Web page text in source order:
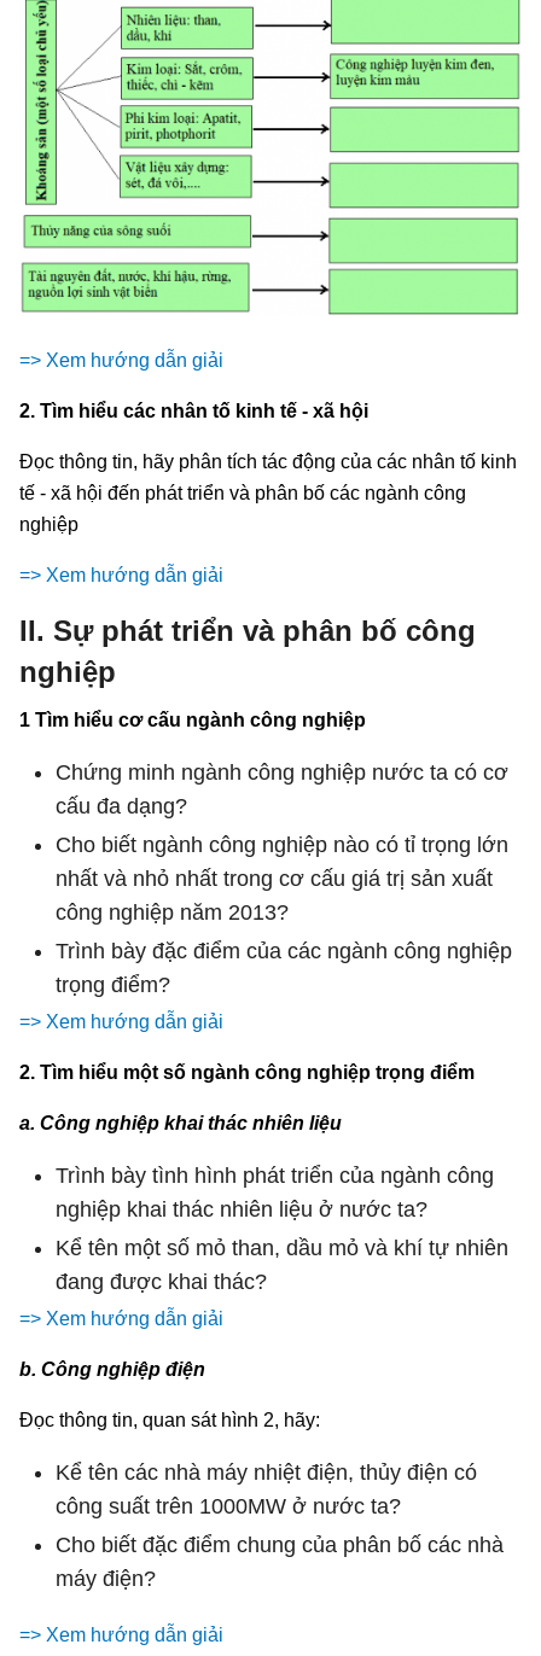
=> Xem hướng dẫn giải
2. Tìm hiểu các nhân tố kinh tế - xã hội
Đọc thông tin, hãy phân tích tác động của các nhân tố kinh
tế - xã hội đến phát triển và phân bố các ngành công
nghiệp
=> Xem hướng dẫn giải
II. Sự phát triển và phân bố công
nghiệp
1 Tìm hiểu cơ cấu ngành công nghiệp
Chứng minh ngành công nghiệp nước ta có cơ
cấu đa dạng?
Cho biết ngành công nghiệp nào có tỉ trọng lớn
nhất và nhỏ nhất trong cơ cấu giá trị sản xuất
công nghiệp năm 2013?
Trình bày đặc điểm của các ngành công nghiệp
trọng điểm?
=> Xem hướng dẫn giải
2. Tìm hiểu một số ngành công nghiệp trọng điểm
a. Công nghiệp khai thác nhiên liệu
Trình bày tình hình phát triển của ngành công
nghiệp khai thác nhiên liệu ở nước ta?
Kể tên một số mỏ than, dầu mỏ và khí tự nhiên
đang được khai thác?
=> Xem hướng dẫn giải
b. Công nghiệp điện
Đọc thông tin, quan sát hình 2, hãy:
Kể tên các nhà máy nhiệt điện, thủy điện có
công suất trên 1000MW ở nước ta?
Cho biết đặc điểm chung của phân bố các nhà
máy điện?
=> Xem hướng dẫn giải